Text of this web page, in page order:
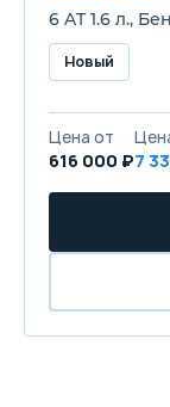
6 AT 1.6 л.,
Новый
Цена от
616 000 ₽7